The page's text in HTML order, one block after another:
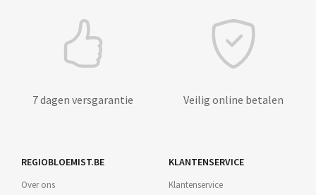
7 dagen versgarantie Veilig online betalen
REGIOBLOEMIST.BE
Over ons
KLANTENSERVICE
Klantenservice